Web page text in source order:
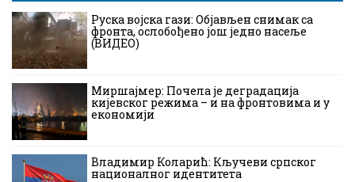
Руска војска гази: Објављен снимак са
фронта, ослобођено још једно насеље
(ВИДЕО)
Миршајмер: Почела је деградација
кијевског режима – и на фронтовима и у
економији
Владимир Коларић: Кључеви српског
националног идентитета